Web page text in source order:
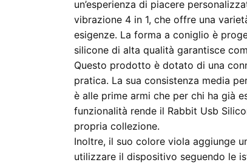
un’esperienza di piacere
vibrazione 4 in 1, che offre una
esigenze. La forma a coniglio è
silicone di alta qualità garantisce
Questo prodotto è dotato di una
pratica. La sua consistenza media
è alle prime armi che per chi ha già
funzionalità rende il Rabbit Usb
propria collezione.
Inoltre, il suo colore viola aggiunge
utilizzare il dispositivo seguendo le